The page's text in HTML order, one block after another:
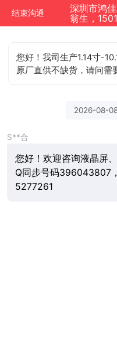
结束沟通
翁生，
您好！我司生产1.14寸-
原厂直供不缺货，请问需
2026-08-
S**合
您好！欢迎咨询液晶屏
Q同步号码396043807
5277261